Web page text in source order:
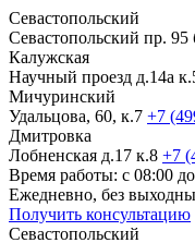
Севастопольский
Севастопольский пр. 95
Калужская
Научный проезд д.14а
Мичуринский
Удальцова, 60, к.7 +7
Дмитровка
Лобненская д.17 к.8 +7
Время работы: с 08:00
Ежедневно, без
Получить консультацию
Севастопольский